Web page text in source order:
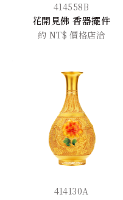
414558B
花開見佛 香器擺件
約 NT$ 價格店洽
414130A